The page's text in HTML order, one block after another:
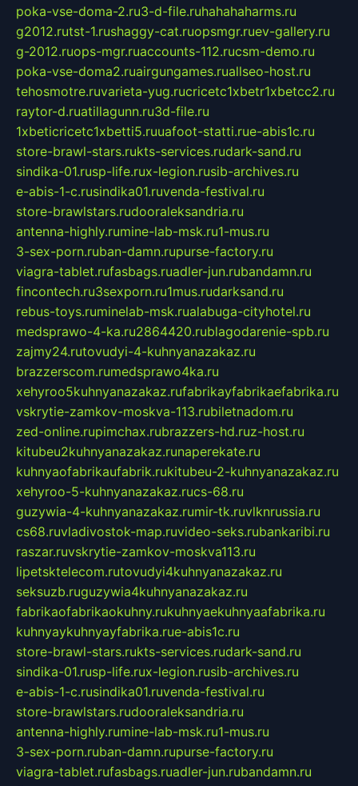
poka-vse-doma-2.ru3-d-file.ruhahahaharms.ru
g2012.rutst-1.rushaggy-cat.ruopsmgr.ruev-gallery.ru
g-2012.ruops-mgr.ruaccounts-112.rucsm-demo.ru
poka-vse-doma2.ruairgungames.ruallseo-host.ru
tehosmotre.ruvarieta-yug.rucricetc1xbetr1xbetcc2.ru
raytor-d.ruatillagunn.ru3d-file.ru
1xbeticricetc1xbetti5.ruuafoot-statti.rue-abis1c.ru
store-brawl-stars.rukts-services.rudark-sand.ru
sindika-01.rusp-life.rux-legion.rusib-archives.ru
e-abis-1-c.rusindika01.ruvenda-festival.ru
store-brawlstars.rudooraleksandria.ru
antenna-highly.rumine-lab-msk.ru1-mus.ru
3-sex-porn.ruban-damn.rupurse-factory.ru
viagra-tablet.rufasbags.ruadler-jun.rubandamn.ru
fincontech.ru3sexporn.ru1mus.rudarksand.ru
rebus-toys.ruminelab-msk.rualabuga-cityhotel.ru
medsprawo-4-ka.ru2864420.rublagodarenie-spb.ru
zajmy24.rutovudyi-4-kuhnyanazakaz.ru
brazzerscom.rumedsprawo4ka.ru
xehyroo5kuhnyanazakaz.rufabrikayfabrikaefabrika.ru
vskrytie-zamkov-moskva-113.rubiletnadom.ru
zed-online.rupimchax.rubrazzers-hd.ruz-host.ru
kitubeu2kuhnyanazakaz.runaperekate.ru
kuhnyaofabrikaufabrik.rukitubeu-2-kuhnyanazakaz.ru
xehyroo-5-kuhnyanazakaz.rucs-68.ru
guzywia-4-kuhnyanazakaz.rumir-tk.ruvlknrussia.ru
cs68.ruvladivostok-map.ruvideo-seks.rubankaribi.ru
raszar.ruvskrytie-zamkov-moskva113.ru
lipetsktelecom.rutovudyi4kuhnyanazakaz.ru
seksuzb.ruguzywia4kuhnyanazakaz.ru
fabrikaofabrikaokuhny.rukuhnyaekuhnyaafabrika.ru
kuhnyaykuhnyayfabrika.rue-abis1c.ru
store-brawl-stars.rukts-services.rudark-sand.ru
sindika-01.rusp-life.rux-legion.rusib-archives.ru
e-abis-1-c.rusindika01.ruvenda-festival.ru
store-brawlstars.rudooraleksandria.ru
antenna-highly.rumine-lab-msk.ru1-mus.ru
3-sex-porn.ruban-damn.rupurse-factory.ru
viagra-tablet.rufasbags.ruadler-jun.rubandamn.ru